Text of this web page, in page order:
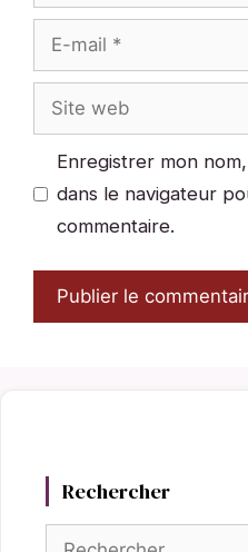
mail
Site
web
Enregistrer mon
dans le navigateur
commentaire.
Rechercher
Rechercher :